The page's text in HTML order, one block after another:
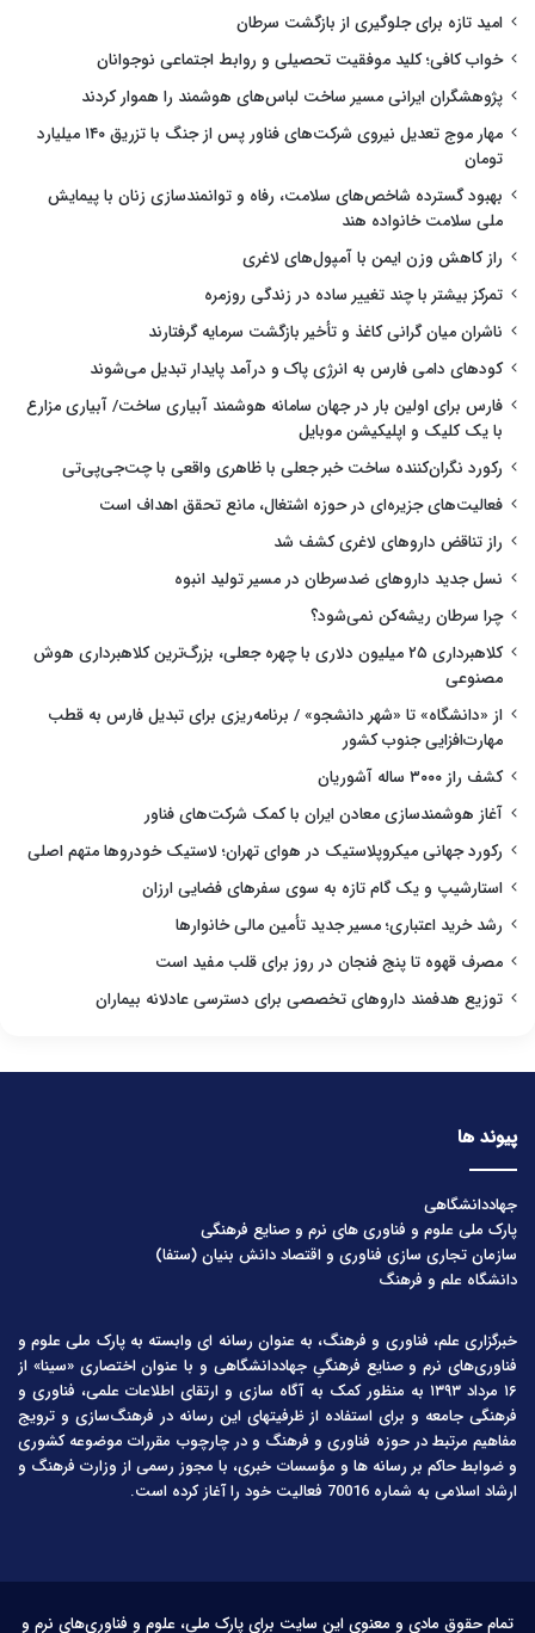
امید تازه برای جلوگیری از بازگشت سرطان
خواب کافی؛ کلید موفقیت تحصیلی و روابط اجتماعی نوجوانان
پژوهشگران ایرانی مسیر ساخت لباس‌های هوشمند را هموار کردند
مهار موج تعدیل نیروی شرکت‌های فناور پس از جنگ با تزریق ۱۴۰ میلیارد
تومان
بهبود گسترده شاخص‌های سلامت، رفاه و توانمندسازی زنان با پیمایش
ملی سلامت خانواده هند
راز کاهش وزن ایمن با آمپول‌های لاغری
تمرکز بیشتر با چند تغییر ساده در زندگی روزمره
ناشران میان گرانی کاغذ و تأخیر بازگشت سرمایه گرفتارند
کودهای دامی فارس به انرژی پاک و درآمد پایدار تبدیل می‌شوند
فارس برای اولین بار در جهان سامانه هوشمند آبیاری ساخت/ آبیاری مزارع
با یک کلیک و اپلیکیشن موبایل
رکورد نگران‌کننده ساخت خبر جعلی با ظاهری واقعی با چت‌جی‌پی‌تی
فعالیت‌های جزیره‌ای در حوزه اشتغال، مانع تحقق اهداف است
راز تناقض داروهای لاغری کشف شد
نسل جدید داروهای ضدسرطان در مسیر تولید انبوه
چرا سرطان ریشه‌کن نمی‌شود؟
کلاهبرداری ۲۵ میلیون دلاری با چهره جعلی، بزرگ‌ترین کلاهبرداری هوش
مصنوعی
از «دانشگاه» تا «شهر دانشجو» / برنامه‌ریزی برای تبدیل فارس به قطب
مهارت‌افزایی جنوب کشور
کشف راز ۳۰۰۰ ساله آشوریان
آغاز هوشمندسازی معادن ایران با کمک شرکت‌های فناور
رکورد جهانی میکروپلاستیک در هوای تهران؛ لاستیک خودروها متهم اصلی
استارشیپ و یک گام تازه به سوی سفرهای فضایی ارزان
رشد خرید اعتباری؛ مسیر جدید تأمین مالی خانوارها
مصرف قهوه تا پنج فنجان در روز برای قلب مفید است
توزیع هدفمند داروهای تخصصی برای دسترسی عادلانه بیماران
پیوند ها
جهاددانشگاهی
پارک ملی علوم و فناوری های نرم و صنایع فرهنگی
سازمان تجاری سازی فناوری و اقتصاد دانش بنیان (ستفا)
دانشگاه علم و فرهنگ
خبرگزاری علم، فناوری و فرهنگ، به عنوان رسانه ای وابسته به پارک ملی علوم و
فناوری‌های نرم و صنایع فرهنگیِ جهاددانشگاهی و با عنوان اختصاری «سینا» از
۱۶ مرداد ۱۳۹۳ به منظور کمک به آگاه سازی و ارتقای اطلاعات علمی، فناوری و
فرهنگی جامعه و برای استفاده از ظرفیتهای این رسانه در فرهنگ‌سازی و ترویج
مفاهیم مرتبط در حوزه فناوری و فرهنگ و در چارچوب مقررات موضوعه کشوری
و ضوابط حاکم بر رسانه ها و مؤسسات خبری، با مجوز رسمی از وزارت فرهنگ و
ارشاد اسلامی به شماره 70016 فعالیت خود را آغاز کرده است.
تمام حقوق مادی و معنوی این سایت برای پارک ملی، علوم و فناوری‌های نرم و